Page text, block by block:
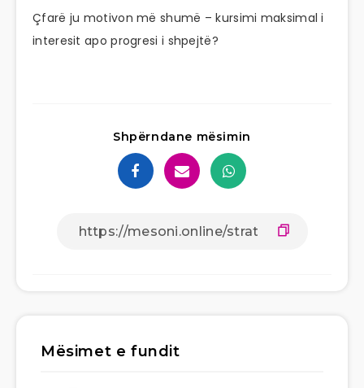
Çfarë ju motivon më shumë – kursimi maksimal i
interesit apo progresi i shpejtë?
Shpërndane mësimin
Mësimet e fundit